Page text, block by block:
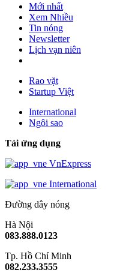
Mới nhất
Xem Nhiều
Tin nóng
Newsletter
Lịch vạn niên
Rao vặt
Startup Việt
International
Ngôi sao
Tải ứng dụng
VnExpress
International
Đường dây nóng
Hà Nội
083.888.0123
Tp. Hồ Chí Minh
082.233.3555